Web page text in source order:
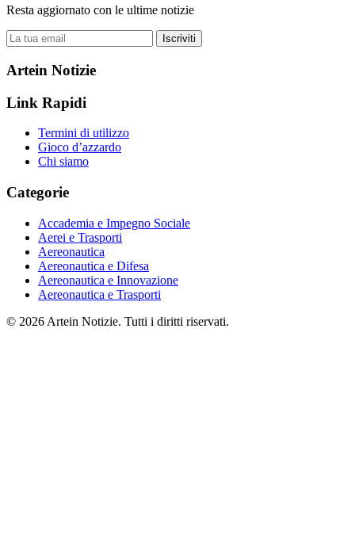
Resta aggiornato con le ultime notizie
Iscriviti
Artein Notizie
Link Rapidi
Termini di utilizzo
Gioco d’azzardo
Chi siamo
Categorie
Accademia e Impegno Sociale
Aerei e Trasporti
Aereonautica
Aereonautica e Difesa
Aereonautica e Innovazione
Aereonautica e Trasporti
© 2026 Artein Notizie. Tutti i diritti riservati.